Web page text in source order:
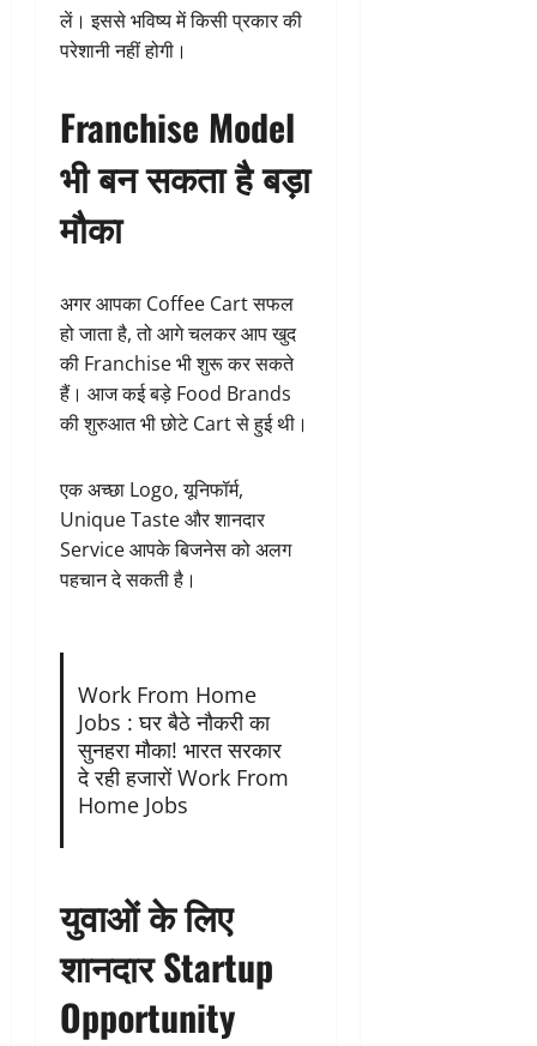
लें। इससे भविष्य में किसी प्रकार की
परेशानी नहीं होगी।
Franchise Model
भी बन सकता है बड़ा
मौका
अगर आपका Coffee Cart सफल
हो जाता है, तो आगे चलकर आप खुद
की Franchise भी शुरू कर सकते
हैं। आज कई बड़े Food Brands
की शुरुआत भी छोटे Cart से हुई थी।
एक अच्छा Logo, यूनिफॉर्म,
Unique Taste और शानदार
Service आपके बिजनेस को अलग
पहचान दे सकती है।
Work From Home
Jobs : घर बैठे नौकरी का
सुनहरा मौका! भारत सरकार
दे रही हजारों Work From
Home Jobs
युवाओं के लिए
शानदार Startup
Opportunity